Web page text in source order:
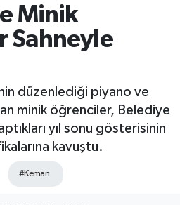
Minik
Sahneyle
düzenlediği piyano ve
minik öğrenciler, Belediye
yıl sonu gösterisinin
kavuştu.
#Keman